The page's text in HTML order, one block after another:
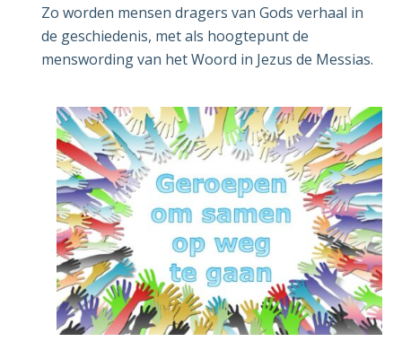
Zo worden mensen dragers van Gods verhaal in
de geschiedenis, met als hoogtepunt de
menswording van het Woord in Jezus de Messias.